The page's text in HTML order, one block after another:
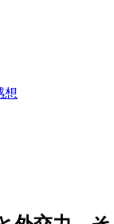
想